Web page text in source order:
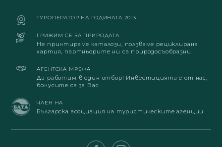
ТУРОПЕРАТОР НА ГОДИНАТА 2013
ГРИЖИМ СЕ ЗА ПРИРОДАТА
Не принтираме каталози, ползваме рециклирана
хартия, партньорите ни са природосъобразни.
АГЕНТСКА МРЕЖА
Да работим в един отбор! Инвестицията е от нас,
бонусите са за Вас.
ЧЛЕН НА
Българска асоциация на туристическите агенции